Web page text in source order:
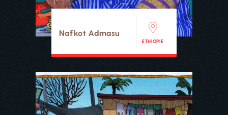
Nafkot Admasu
ETHIOPIE